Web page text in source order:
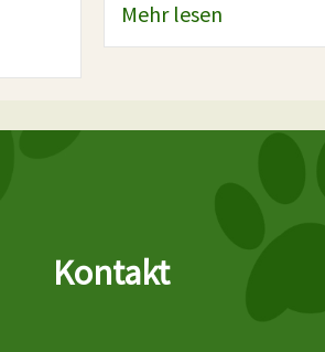
Mehr lesen
Kontakt